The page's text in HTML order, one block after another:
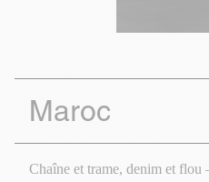
Maroc
Chaîne et trame, denim et flou